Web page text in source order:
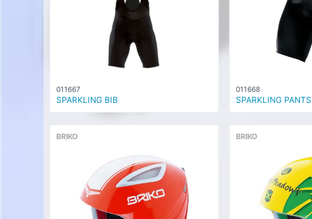
011667
SPARKLING BIB
011668
SPARKLING PANTS
BRIKO BRIKO